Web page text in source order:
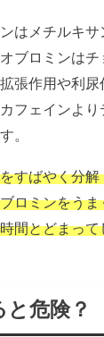
はメチルキサ
ブロミンはチ
張作用や利尿
フェインよ
。
すばやく分
ロミンをう
間とどまっ
危険？